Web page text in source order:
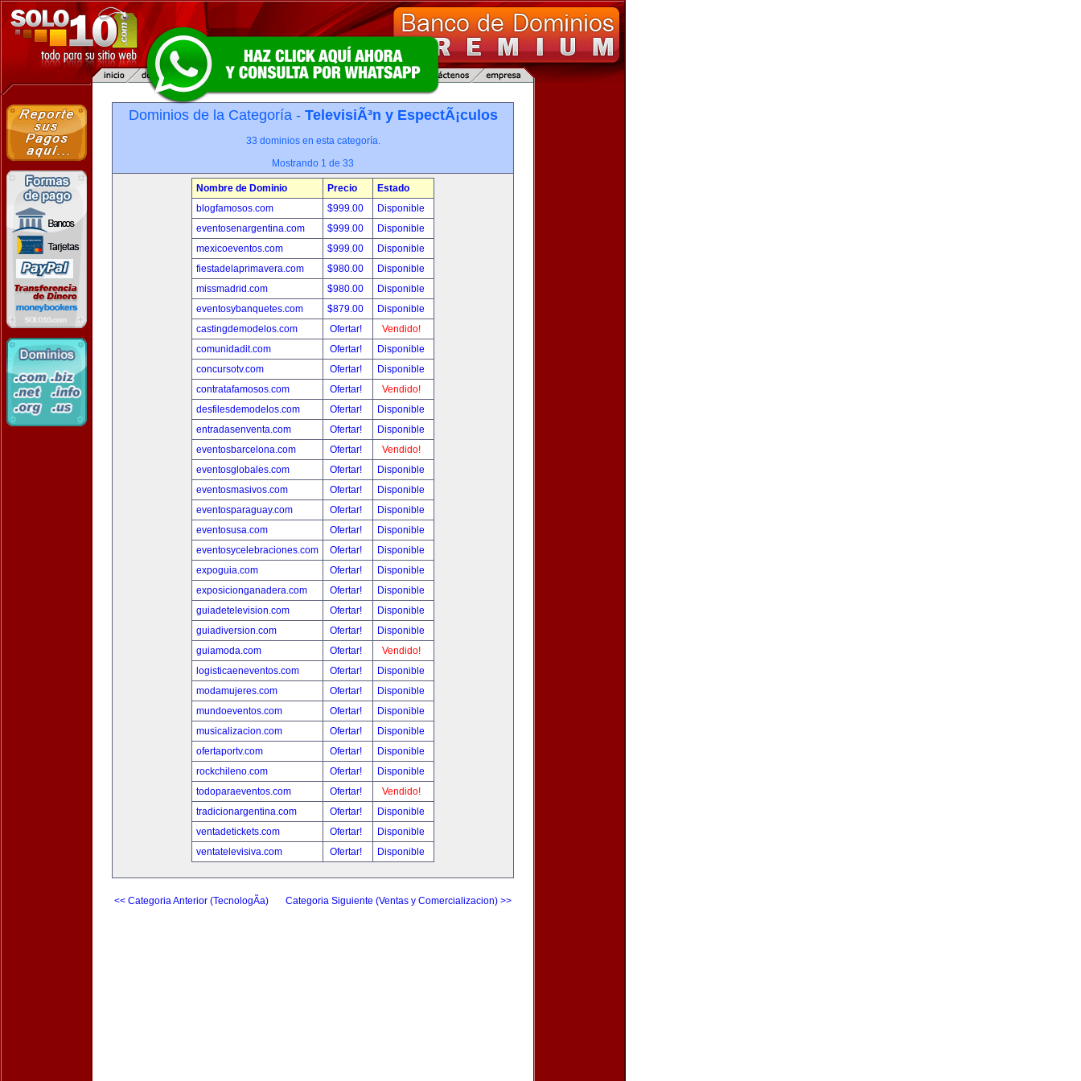
Dominios de la Categoría - TelevisiÃ³n y EspectÃ¡culos
33 dominios en esta categoría.
Mostrando 1 de 33
Nombre de Dominio Precio
Estado
blogfamosos.com
$999.00
Disponible
eventosenargentina.com
$999.00
Disponible
mexicoeventos.com
$999.00
Disponible
fiestadelaprimavera.com
$980.00
Disponible
missmadrid.com
$980.00
Disponible
eventosybanquetes.com
$879.00
Disponible
castingdemodelos.com
Ofertar!
Vendido!
comunidadit.com
Ofertar!
Disponible
concursotv.com
Ofertar!
Disponible
contratafamosos.com
Ofertar!
Vendido!
desfilesdemodelos.com
Ofertar!
Disponible
entradasenventa.com
Ofertar!
Disponible
eventosbarcelona.com
Ofertar!
Vendido!
eventosglobales.com
Ofertar!
Disponible
eventosmasivos.com
Ofertar!
Disponible
eventosparaguay.com
Ofertar!
Disponible
eventosusa.com
Ofertar!
Disponible
eventosycelebraciones.com
Ofertar!
Disponible
expoguia.com
Ofertar!
Disponible
exposicionganadera.com
Ofertar!
Disponible
guiadetelevision.com
Ofertar!
Disponible
guiadiversion.com
Ofertar!
Disponible
guiamoda.com
Ofertar!
Vendido!
logisticaeneventos.com
Ofertar!
Disponible
modamujeres.com
Ofertar!
Disponible
mundoeventos.com
Ofertar!
Disponible
musicalizacion.com
Ofertar!
Disponible
ofertaportv.com
Ofertar!
Disponible
rockchileno.com
Ofertar!
Disponible
todoparaeventos.com
Ofertar!
Vendido!
tradicionargentina.com
Ofertar!
Disponible
ventadetickets.com
Ofertar!
Disponible
ventatelevisiva.com
Ofertar! Disponible
<< Categoria Anterior (TecnologÃ­a) Categoria Siguiente (Ventas y Comercializacion) >>